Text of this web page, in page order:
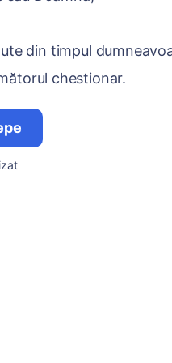
din timpul
chestionar.